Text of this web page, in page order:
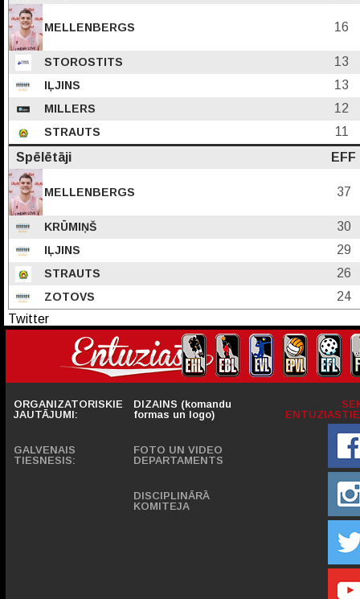
MELLENBERGS 16
STOROSTITS 13
IĻJINS 13
MILLERS 12
STRAUTS
11
Spēlētāji
EFF
MELLENBERGS 37
KRŪMIŅŠ 30
IĻJINS 29
STRAUTS 26
ZOTOVS
24
Twitter
ORGANIZATORISKIE
JAUTĀJUMI:
GALVENAIS
TIESNESIS:
DIZAINS (komandu
formas un logo)
FOTO UN VIDEO
DEPARTAMENTS
DISCIPLINĀRĀ
KOMITEJA